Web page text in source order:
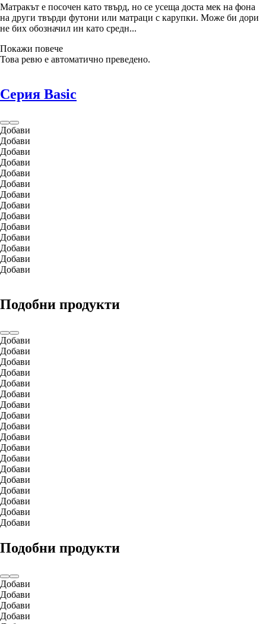
Матракът е посочен като твърд, но се усеща доста мек на фона
на други твърди футони или матраци с карупки. Може би дори
не бих обозначил ин като средн...
Покажи повече
Това ревю е автоматично преведено.
Серия Basic
Добави
Добави
Добави
Добави
Добави
Добави
Добави
Добави
Добави
Добави
Добави
Добави
Добави
Добави
Подобни продукти
Добави
Добави
Добави
Добави
Добави
Добави
Добави
Добави
Добави
Добави
Добави
Добави
Добави
Добави
Добави
Добави
Добави
Добави
Подобни продукти
Добави
Добави
Добави
Добави